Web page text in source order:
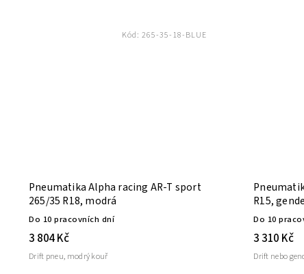
Pneumatika Alpha racing AR-T sport
265/35 R18, modrá
Do 10 pracovních dní
3 804 Kč
Drift pneu, modrý kouř
Kód:265-35-18-BLUE
R15,
Do 10
3 310 Kč
Drift nebo